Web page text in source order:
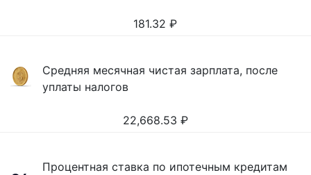
181.32 ₽
Средняя месячная чистая зарплата, после
уплаты налогов
22,668.53 ₽
Процентная ставка по ипотечным кредитам